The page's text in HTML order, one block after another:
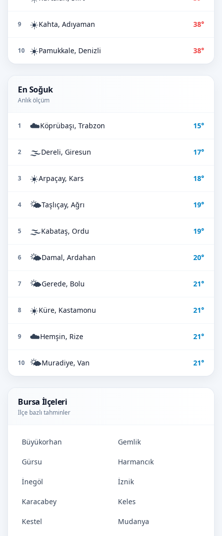
9 ☀️Kahta, Adıyaman 38°
10 ☀️Pamukkale, Denizli 38°
En Soğuk
Anlık ölçüm
1 ☁️Köprübaşı, Trabzon 15°
2 🌫️Dereli, Giresun 17°
3 ☀️Arpaçay, Kars 18°
4 🌤️Taşlıçay, Ağrı 19°
5 🌫️Kabataş, Ordu 19°
6 🌤️Damal, Ardahan 20°
7 🌤️Gerede, Bolu 21°
8 ☀️Küre, Kastamonu 21°
9 ☁️Hemşin, Rize 21°
10 🌤️Muradiye, Van 21°
Bursa İlçeleri
İlçe bazlı tahminler
Büyükorhan Gemlik
Gürsu Harmancık
İnegöl İznik
Karacabey Keles
Kestel Mudanya